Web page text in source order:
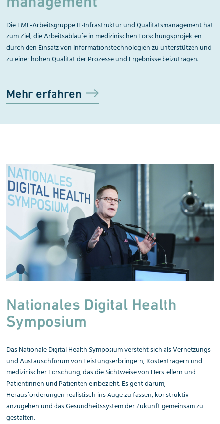
Die TMF-Arbeitsgruppe IT-Infrastruktur und Qualitätsmanagement hat
zum Ziel, die Arbeitsabläufe in medizinischen Forschungsprojekten
durch den Einsatz von Informationstechnologien zu unterstützen und
zu einer hohen Qualität der Prozesse und Ergebnisse beizutragen.
Mehr erfahren
Nationales Digital Health
Symposium
Das Nationale Digital Health Symposium versteht sich als Vernetzungs-
und Austauschforum von Leistungs­erbringern, Kostenträgern und
medizinischer Forschung, das die Sichtweise von Herstellern und
Patientinnen und Patienten einbezieht. Es geht darum,
Herausforderungen realistisch ins Auge zu fassen, konstruktiv
anzugehen und das Gesundheitssystem der Zukunft gemeinsam zu
gestalten.